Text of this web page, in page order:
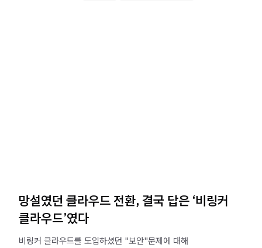
망설였던 클라우드 전환, 결국 답은 ‘비링커
클라우드’였다
비링커 클라우드를 도입하셨던 "보안"문제에 대해